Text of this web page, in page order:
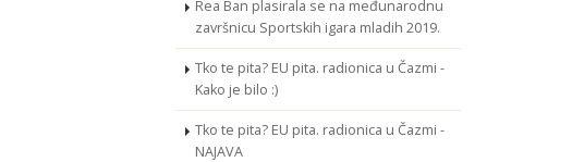
Rea Ban plasirala se na međunarodnu
završnicu Sportskih igara mladih 2019.
Tko te pita? EU pita. radionica u Čazmi -
Kako je bilo :)
Tko te pita? EU pita. radionica u Čazmi -
NAJAVA